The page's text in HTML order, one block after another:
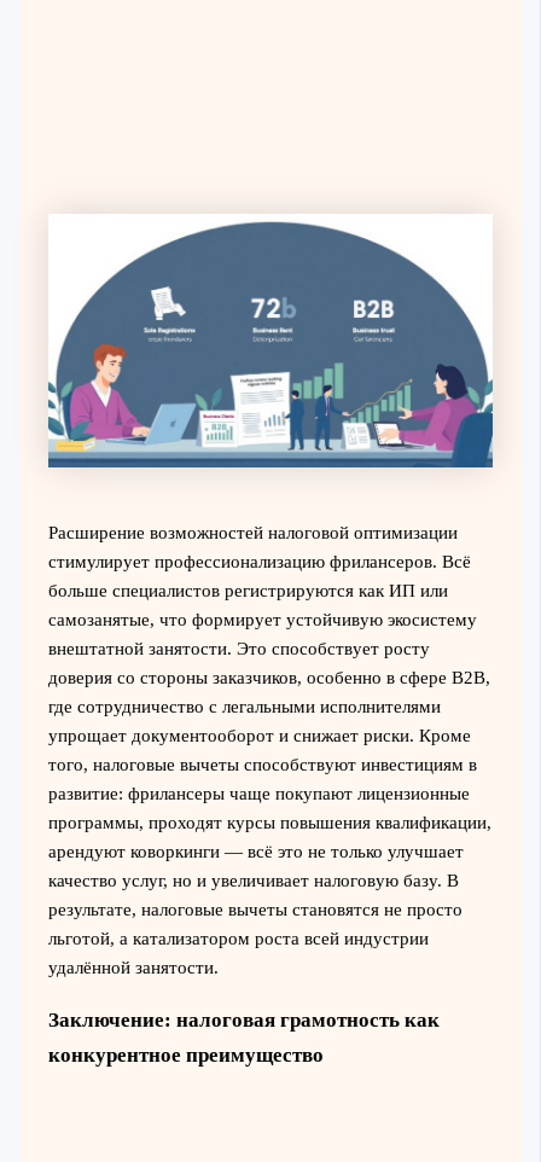
Расширение возможностей налоговой оптимизации
стимулирует профессионализацию фрилансеров. Всё
больше специалистов регистрируются как ИП или
самозанятые, что формирует устойчивую экосистему
внештатной занятости. Это способствует росту
доверия со стороны заказчиков, особенно в сфере B2B,
где сотрудничество с легальными исполнителями
упрощает документооборот и снижает риски. Кроме
того, налоговые вычеты способствуют инвестициям в
развитие: фрилансеры чаще покупают лицензионные
программы, проходят курсы повышения квалификации,
арендуют коворкинги — всё это не только улучшает
качество услуг, но и увеличивает налоговую базу. В
результате, налоговые вычеты становятся не просто
льготой, а катализатором роста всей индустрии
удалённой занятости.
Заключение: налоговая грамотность как
конкурентное преимущество